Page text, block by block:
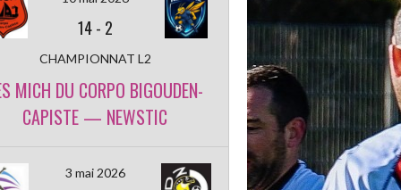
14- 2
CHAMPIONNAT L2
MICH DU CORPO BIGOUDEN-
CAPISTE — NEWSTIC
3 mai 2026